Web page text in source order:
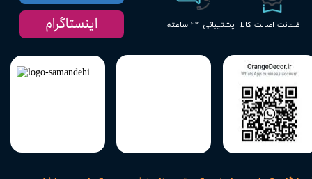
پشتیبانی ۲۴ ساعته ضمانت اصالت کالا اینستاگرام